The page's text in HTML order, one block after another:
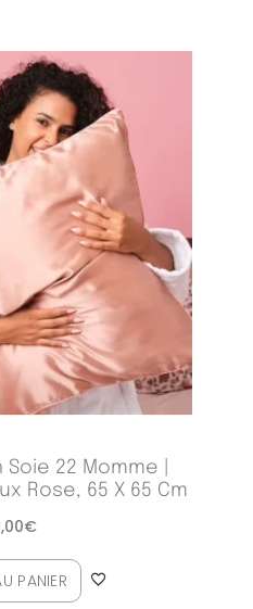
Soie 22 Momme |
Rose, 65 X 65 Cm
€
PANIER